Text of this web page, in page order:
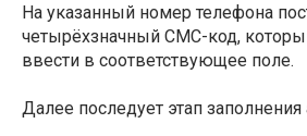
На указанный номер телефона
четырёхзначный СМС-код,
ввести в соответствующее поле.
Далее последует этап заполнения